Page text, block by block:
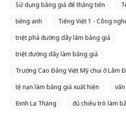
Sử dụng bằng giả để thăng tiến
tiếng anh
Tiếng Việt 1 - Công
triệt phá đường dây làm bằng giả
triệt đường dây làm bằng giả
Trường Cao Đẳng Việt Mỹ chui ở Lâm
tệ nạn làm bằng giả xuất hiện
Đinh La Thăng
đủ chiêu trò làm